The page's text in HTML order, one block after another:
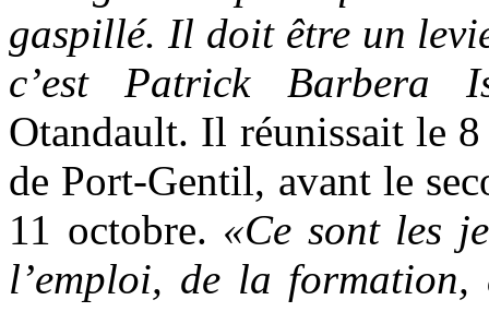
gaspillé. Il doit être un
c’est Patrick Barbera
Otandault. Il réunissait le
de Port-Gentil, avant le
11 octobre. «Ce sont les
l’emploi, de la formation,